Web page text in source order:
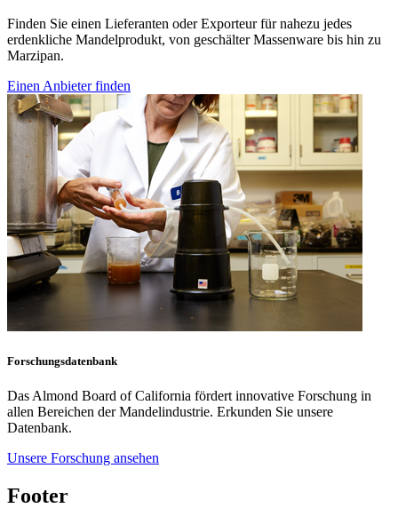
Finden Sie einen Lieferanten oder Exporteur für nahezu jedes
erdenkliche Mandelprodukt, von geschälter Massenware bis hin zu
Marzipan.
Einen Anbieter finden
Forschungsdatenbank
Das Almond Board of California fördert innovative Forschung in
allen Bereichen der Mandelindustrie. Erkunden Sie unsere
Datenbank.
Unsere Forschung ansehen
Footer